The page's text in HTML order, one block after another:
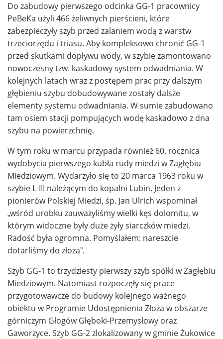
Do zabudowy pierwszego odcinka GG-1 pracownicy
PeBeKa użyli 466 żeliwnych pierścieni, które
zabezpieczyły szyb przed zalaniem wodą z warstw
trzeciorzędu i triasu. Aby kompleksowo chronić GG-1
przed skutkami dopływu wody, w szybie zamontowano
nowoczesny tzw. kaskadowy system odwadniania. W
kolejnych latach wraz z postępem prac przy dalszym
głębieniu szybu dobudowywane zostały dalsze
elementy systemu odwadniania. W sumie zabudowano
tam osiem stacji pompujących wodę kaskadowo z dna
szybu na powierzchnię.
W tym roku w marcu przypada również 60. rocznica
wydobycia pierwszego kubła rudy miedzi w Zagłębiu
Miedziowym. Wydarzyło się to 20 marca 1963 roku w
szybie L-III należącym do kopalni Lubin. Jeden z
pionierów Polskiej Miedzi, śp. Jan Ulrich wspominał
„wśród urobku zauważyliśmy wielki kęs dolomitu, w
którym widoczne były duże żyły siarczków miedzi.
Radość była ogromna. Pomyślałem: nareszcie
dotarliśmy do złoża”.
Szyb GG-1 to trzydziesty pierwszy szyb spółki w Zagłębiu
Miedziowym. Natomiast rozpoczęły się prace
przygotowawcze do budowy kolejnego ważnego
obiektu w Programie Udostępnienia Złoża w obszarze
górniczym Głogów Głęboki-Przemysłowy oraz
Gaworzyce. Szyb GG-2 zlokalizowany w gminie Żukowice